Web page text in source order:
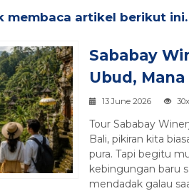
membaca artikel berikut ini.
Sababay
Ubud,
13 June 2026 30x
Tour Sababay
Bali, pikiran kita
pura. Tapi begitu
kebingungan baru
mendadak galau